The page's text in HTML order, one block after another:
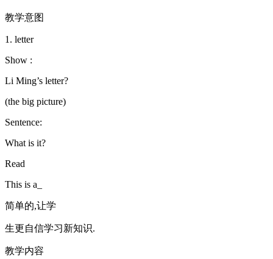
教学意图
1. letter
Show :
Li Ming’s letter?
(the big picture)
Sentence:
What is it?
Read
This is a_
简单的,让学
生更自信学习新知识.
教学内容